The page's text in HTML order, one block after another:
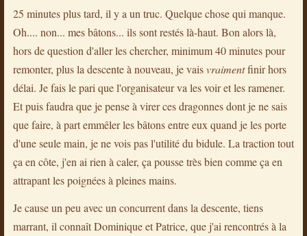
25 minutes plus tard, il y a un truc. Quelque chose qui manque.
Oh.... non... mes bâtons... ils sont restés là-haut. Bon alors là,
hors de question d'aller les chercher, minimum 40 minutes pour
remonter, plus la descente à nouveau, je vaisvraimentfinir hors
délai. Je fais le pari que l'organisateur va les voir et les ramener.
Et puis faudra que je pense à virer ces dragonnes dont je ne sais
que faire, à part emmêler les bâtons entre eux quand je les porte
d'une seule main, je ne vois pas l'utilité du bidule. La traction tout
ça en côte, j'en ai rien à caler, ça pousse très bien comme ça en
attrapant les poignées à pleines mains.
Je cause un peu avec un concurrent dans la descente, tiens
marrant, il connaît Dominique et Patrice, que j'ai rencontrés à la